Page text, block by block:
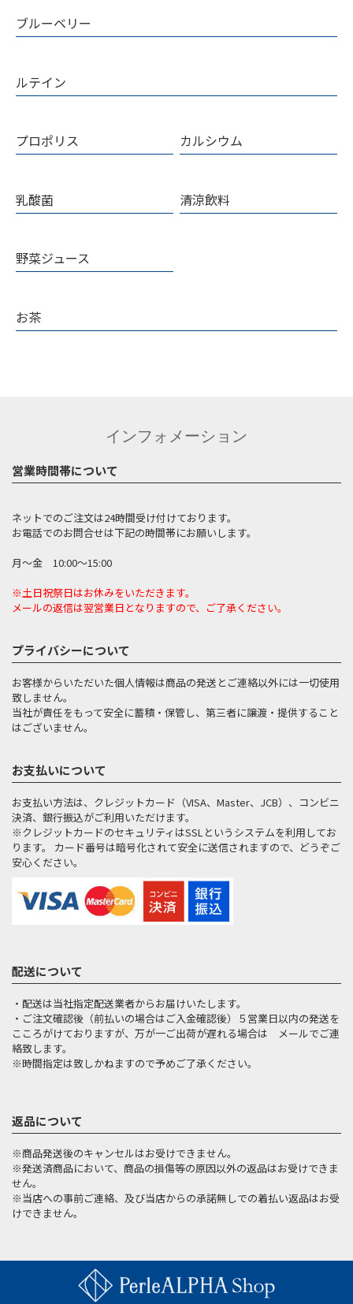
ブルーベリー
ルテイン
プロポリス カルシウム
乳酸菌 清涼飲料
野菜ジュース
お茶
インフォメーション
営業時間帯について
ネットでのご注文は24時間受け付けております。
お電話でのお問合せは下記の時間帯にお願いします。
月～金 10:00～15:00
※土日祝祭日はお休みをいただきます。
メールの返信は翌営業日となりますので、ご了承ください。
プライバシーについて
お客様からいただいた個人情報は商品の発送とご連絡以外には一切使用
致しません。
当社が責任をもって安全に蓄積・保管し、第三者に譲渡・提供すること
はございません。
お支払いについて
お支払い方法は、クレジットカード（VISA、Master、JCB）、コンビニ
決済、銀行振込がご利用いただけます。
※クレジットカードのセキュリティはSSLというシステムを利用してお
ります。 カード番号は暗号化されて安全に送信されますので、どうぞご
安心ください。
配送について
・配送は当社指定配送業者からお届けいたします。
・ご注文確認後（前払いの場合はご入金確認後）５営業日以内の発送を
こころがけておりますが、万が一ご出荷が遅れる場合は メールでご連
絡致します。
※時間指定は致しかねますので予めご了承ください。
返品について
※商品発送後のキャンセルはお受けできません。
※発送済商品において、商品の損傷等の原因以外の返品はお受けできま
せん。
※当店への事前ご連絡、及び当店からの承諾無しでの着払い返品はお受
けできません。